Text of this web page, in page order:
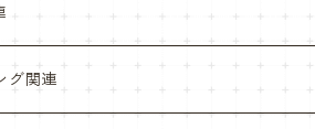
カー（UV加工）
グ関連